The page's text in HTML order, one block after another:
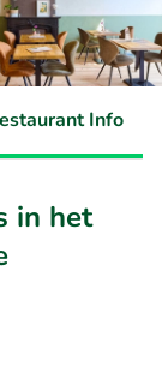
Info
in het